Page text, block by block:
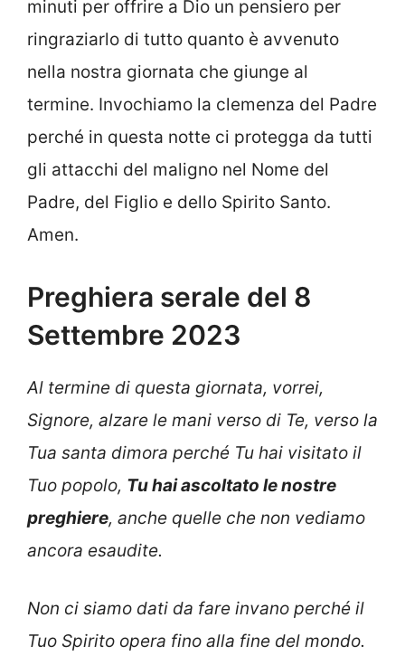
minuti per offrire a Dio un pensiero per
ringraziarlo di tutto quanto è avvenuto
nella nostra giornata che giunge al
termine. Invochiamo la clemenza del Padre
perché in questa notte ci protegga da tutti
gli attacchi del maligno nel Nome del
Padre, del Figlio e dello Spirito Santo.
Amen.
Preghiera serale del 8
Settembre 2023
Al termine di questa giornata, vorrei,
Signore, alzare le mani verso di Te, verso la
Tua santa dimora perché Tu hai visitato il
Tuo popolo, Tu hai ascoltato le nostre
preghiere, anche quelle che non vediamo
ancora esaudite.
Non ci siamo dati da fare invano perché il
Tuo Spirito opera fino alla fine del mondo.